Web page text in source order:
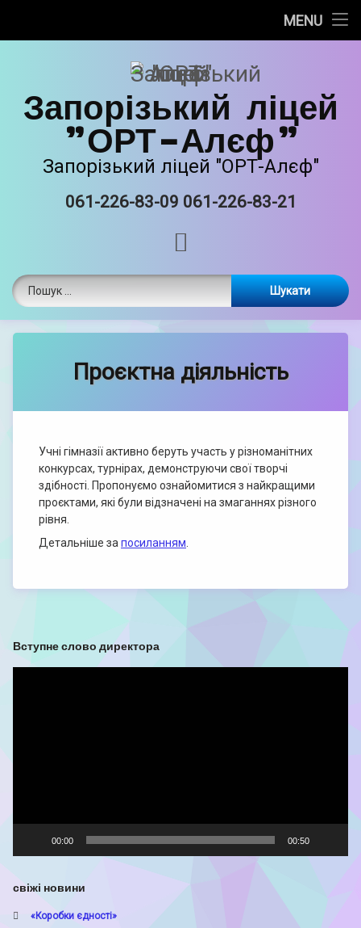
MENU
Прозорість та інформаційна відкритість
Безпечне освітнє середовище
Освітня діяльність
Виховна робота
Єврейські національні традиції
Матеріально-технічне забазпечення
ORT STEAM
Запорізький ліцей
"ОРТ-Алєф"
Запорізький ліцей "ОРТ-Алєф"
061-226-83-09 061-226-83-21
Пошук:
Проєктна діяльність
Учні гімназії активно беруть участь у різноманітних
конкурсах, турнірах, демонструючи свої творчі
здібності. Пропонуємо ознайомитися з найкращими
проєктами, які були відзначені на змаганнях різного
рівня.
Детальніше за посиланням
Вступне слово директора
00:00 00:50
свіжі новини
«Коробки єдності»